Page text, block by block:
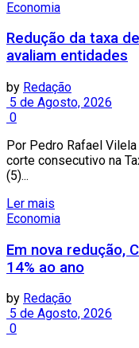
Economia
Redução da taxa
avaliam entidades
by Redação
5 de Agosto, 2026
0
Por Pedro Rafael
corte consecutivo na
(5)...
Ler mais
Economia
Em nova redução,
14% ao ano
by Redação
5 de Agosto, 2026
0